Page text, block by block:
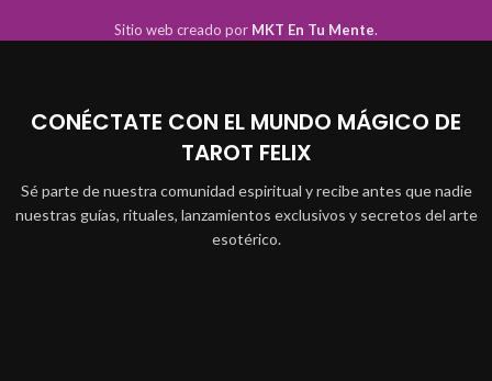
Sitio web creado por MKT En Tu Mente.
CONÉCTATE CON EL MUNDO MÁGICO DE
TAROT FELIX
Sé parte de nuestra comunidad espiritual y recibe antes que nadie
nuestras guías, rituales, lanzamientos exclusivos y secretos del arte
esotérico.